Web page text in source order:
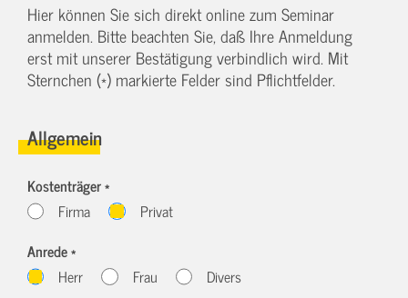
Hier können Sie sich direkt online zum Seminar
anmelden. Bitte beachten Sie, daß Ihre Anmeldung
erst mit unserer Bestätigung verbindlich wird. Mit
Sternchen (*) markierte Felder sind Pflichtfelder.
Allgemein
Kostenträger *
Firma
Privat
Anrede *
Herr
Frau Divers